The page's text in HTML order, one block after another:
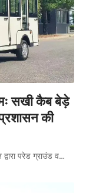
सखी कैब बेड़े
की
परेड ग्राउंड व…